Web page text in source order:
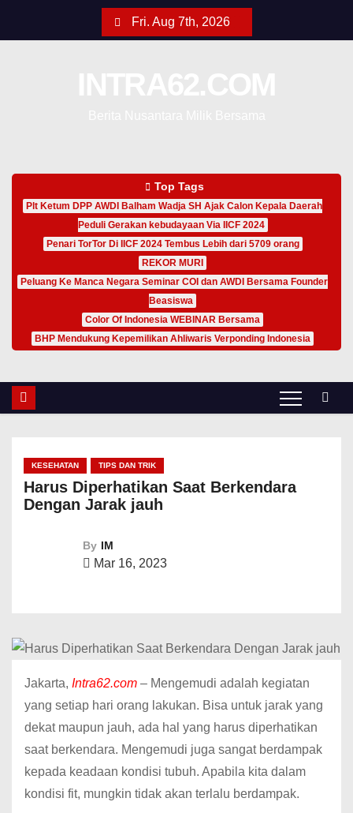
Fri. Aug 7th, 2026
Top Tags
Plt Ketum DPP AWDI Balham Wadja SH Ajak Calon Kepala Daerah
Peduli Gerakan kebudayaan Via IICF 2024
Penari TorTor Di IICF 2024 Tembus Lebih dari 5709 orang
REKOR MURI
Peluang Ke Manca Negara Seminar COI dan AWDI Bersama Founder
Beasiswa
Color Of Indonesia WEBINAR Bersama
BHP Mendukung Kepemilikan Ahliwaris Verponding Indonesia
KESEHATAN TIPS DAN TRIK
Harus Diperhatikan Saat Berkendara
Dengan Jarak jauh
By IM
Mar 16, 2023
Jakarta, Intra62.com – Mengemudi adalah kegiatan
yang setiap hari orang lakukan. Bisa untuk jarak yang
dekat maupun jauh, ada hal yang harus diperhatikan
saat berkendara. Mengemudi juga sangat berdampak
kepada keadaan kondisi tubuh. Apabila kita dalam
kondisi fit, mungkin tidak akan terlalu berdampak.